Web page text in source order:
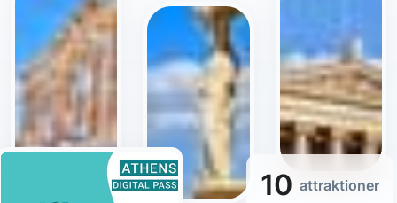
10 attraktioner